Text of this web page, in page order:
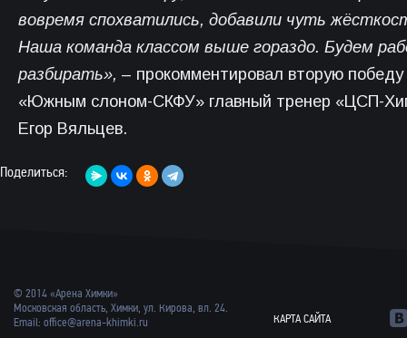
вовремя спохватились, добавили чуть
Наша команда классом выше гораздо. Будем
разбирать», – прокомментировал вторую
«Южным слоном-СКФУ» главный тренер «ЦСП-
Егор Вяльцев.
Поделиться:
© 2014 «Арена Химки»
Московская область, Химки, ул. Кирова, вл. 24.
Email: office@arena-khimki.ru КАРТА САЙТА